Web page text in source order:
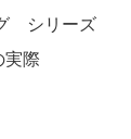
シリーズ
実際